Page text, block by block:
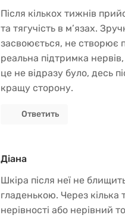
Після кількох тижнів
та тягучість в м’язах.
засвоюється, не створює
реальна підтримка
це не відразу було, десь
кращу сторону.
Ответить
Діана
Шкіра після неї не
гладенькою. Через кілька
нерівності або нерівний